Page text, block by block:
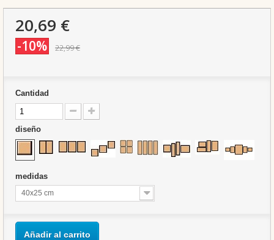
20,69 €
-10% 22,99 €
Cantidad
diseño
medidas
40x25 cm
Añadir al carrito